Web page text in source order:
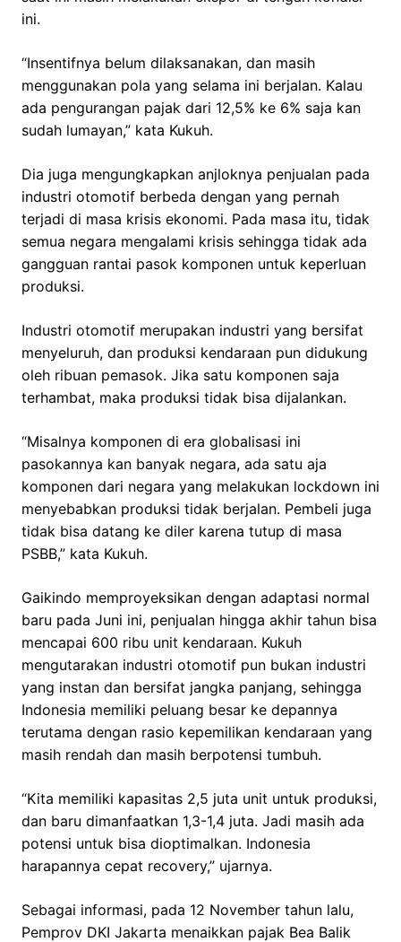
ini.
“Insentifnya belum dilaksanakan, dan masih
menggunakan pola yang selama ini berjalan. Kalau
ada pengurangan pajak dari 12,5% ke 6% saja kan
sudah lumayan,” kata Kukuh.
Dia juga mengungkapkan anjloknya penjualan pada
industri otomotif berbeda dengan yang pernah
terjadi di masa krisis ekonomi. Pada masa itu, tidak
semua negara mengalami krisis sehingga tidak ada
gangguan rantai pasok komponen untuk keperluan
produksi.
Industri otomotif merupakan industri yang bersifat
menyeluruh, dan produksi kendaraan pun didukung
oleh ribuan pemasok. Jika satu komponen saja
terhambat, maka produksi tidak bisa dijalankan.
“Misalnya komponen di era globalisasi ini
pasokannya kan banyak negara, ada satu aja
komponen dari negara yang melakukan lockdown ini
menyebabkan produksi tidak berjalan. Pembeli juga
tidak bisa datang ke diler karena tutup di masa
PSBB,” kata Kukuh.
Gaikindo memproyeksikan dengan adaptasi normal
baru pada Juni ini, penjualan hingga akhir tahun bisa
mencapai 600 ribu unit kendaraan. Kukuh
mengutarakan industri otomotif pun bukan industri
yang instan dan bersifat jangka panjang, sehingga
Indonesia memiliki peluang besar ke depannya
terutama dengan rasio kepemilikan kendaraan yang
masih rendah dan masih berpotensi tumbuh.
“Kita memiliki kapasitas 2,5 juta unit untuk produksi,
dan baru dimanfaatkan 1,3-1,4 juta. Jadi masih ada
potensi untuk bisa dioptimalkan. Indonesia
harapannya cepat recovery,” ujarnya.
Sebagai informasi, pada 12 November tahun lalu,
Pemprov DKI Jakarta menaikkan pajak Bea Balik